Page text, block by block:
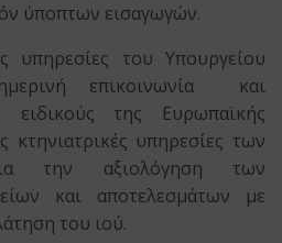
ύποπτων εισαγωγών.
υπηρεσίες του Υπουργείου
επικοινωνία και
ειδικούς της Ευρωπαϊκής
κτηνιατρικές υπηρεσίες των
την αξιολόγηση των
και αποτελεσμάτων με
του ιού.